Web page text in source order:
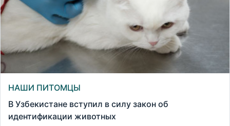
НАШИ ПИТОМЦЫ
В Узбекистане вступил в силу закон об
идентификации животных